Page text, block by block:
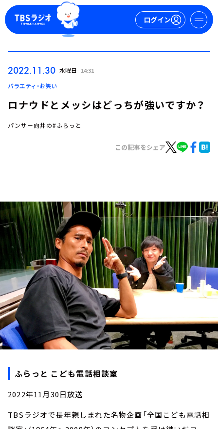
ログイン
ログイン
トピックス
TBS Podcast
お知らせ
イベント・グッズ
YouTube
会社情報
2022.11.30 水曜日 14:31
バラエティ・お笑い
ロナウドとメッシはどっちが強いですか？
パンサー向井の#ふらっと
この記事をシェア
ふらっと こども電話相談室
2022年11月30日放送
TBSラジオで長年親しまれた名物企画「全国こども電話相